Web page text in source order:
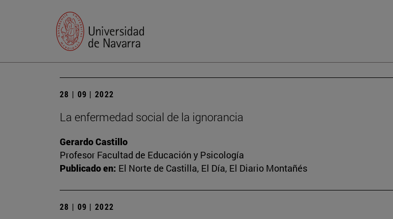
28 | 09 | 2022
La enfermedad social de la ignorancia
Gerardo Castillo
Profesor Facultad de Educación y Psicología
Publicado en: El Norte de Castilla, El Día, El Diario Montañés
28 | 09 | 2022